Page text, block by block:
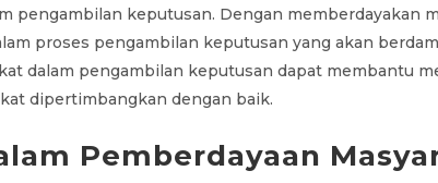
pengambilan keputusan. Dengan memberdayakan
proses pengambilan keputusan yang akan
dalam pengambilan keputusan dapat membantu
dipertimbangkan dengan baik.
Pemberdayaan